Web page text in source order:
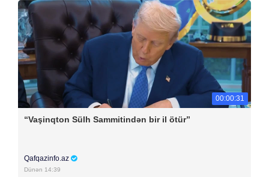
00:00:31
“Vaşinqton Sülh Sammitindən bir il ötür”
Qafqazinfo.az
Dünən 14:39